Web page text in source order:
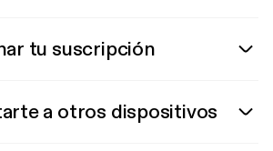
tu suscripción
a otros dispositivos